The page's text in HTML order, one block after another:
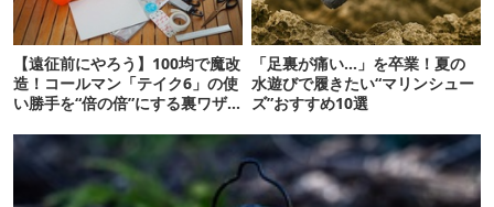
【遠征前にやろう】100均で魔改
造！コールマン「テイク6」の使
い勝手を“倍の倍”にする裏ワザ6
「足裏が痛い…」を卒業！夏の
水遊びで履きたい“マリンシュー
ズ”おすすめ10選